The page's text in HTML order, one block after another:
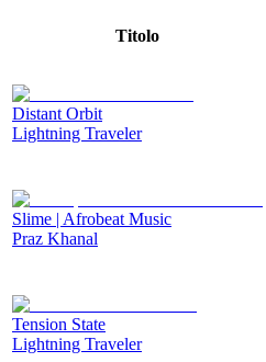
Titolo
Distant Orbit
Lightning Traveler
Slime | Afrobeat Music
Praz Khanal
Tension State
Lightning Traveler